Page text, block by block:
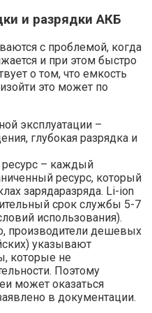
и разрядки АКБ
с проблемой, когда
и при этом быстро
о том, что емкость
это может по
эксплуатации –
глубокая разрядка и
ресурс – каждый
ресурс, который
зарядаразряда. Li-ion
срок службы 5-7
использования).
производители дешевых
указывают
которые не
Поэтому
может оказаться
в документации.